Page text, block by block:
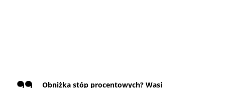
Obniżka stóp procentowych? Wasi